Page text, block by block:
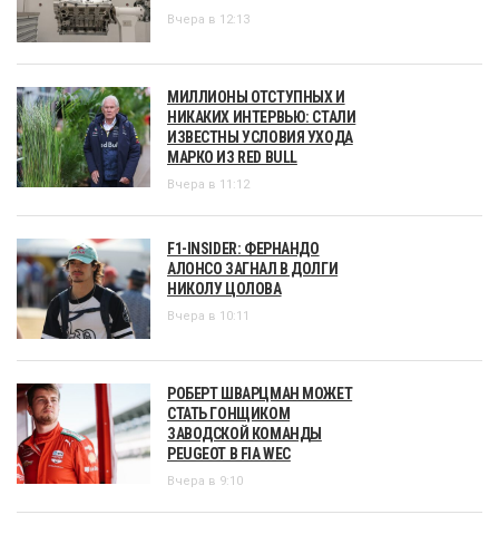
Вчера в 12:13
МИЛЛИОНЫ ОТСТУПНЫХ И
НИКАКИХ ИНТЕРВЬЮ: СТАЛИ
ИЗВЕСТНЫ УСЛОВИЯ УХОДА
МАРКО ИЗ RED BULL
Вчера в 11:12
F1-INSIDER: ФЕРНАНДО
АЛОНСО ЗАГНАЛ В ДОЛГИ
НИКОЛУ ЦОЛОВА
Вчера в 10:11
РОБЕРТ ШВАРЦМАН МОЖЕТ
СТАТЬ ГОНЩИКОМ
ЗАВОДСКОЙ КОМАНДЫ
PEUGEOT В FIA WEC
Вчера в 9:10